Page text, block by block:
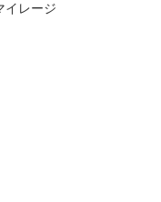
イレージ